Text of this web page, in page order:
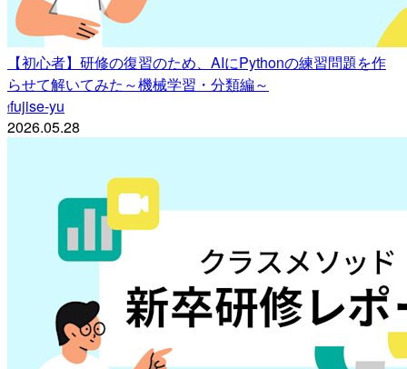
【初心者】研修の復習のため、AIにPythonの練習問題を作
らせて解いてみた～機械学習・分類編～
ffujise-yu
2026.05.28